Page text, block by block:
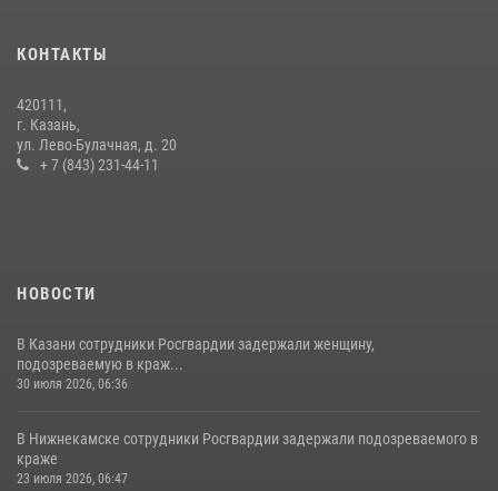
15 июля отмечается День образования подразделений связи
Росгвардии
15 июля 2026, 08:41
КОНТАКТЫ
420111,
г. Казань,
ул. Лево-Булачная, д. 20
+ 7 (843) 231-44-11
НОВОСТИ
В Казани сотрудники Росгвардии задержали женщину,
подозреваемую в краж...
30 июля 2026, 06:36
В Нижнекамске сотрудники Росгвардии задержали подозреваемого в
краже
23 июля 2026, 06:47